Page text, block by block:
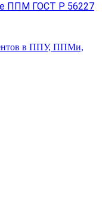
ППМ ГОСТ Р 56227
в ППУ, ППМи,